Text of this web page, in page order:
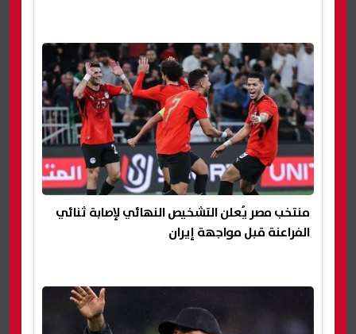
منتخب مصر يُعلن التشخيص النهائي لإصابة ثنائي
الفراعنة قبل مواجهة إيران